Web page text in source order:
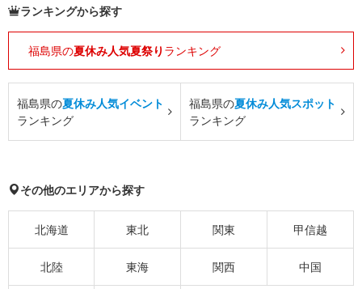
ランキングから探す
福島県の夏休み人気夏祭り ランキング
福島県の夏休み人気イベント
ランキング
福島県の夏休み人気スポット
ランキング
その他のエリアから探す
北海道 東北 関東 甲信越
北陸 東海 関西 中国